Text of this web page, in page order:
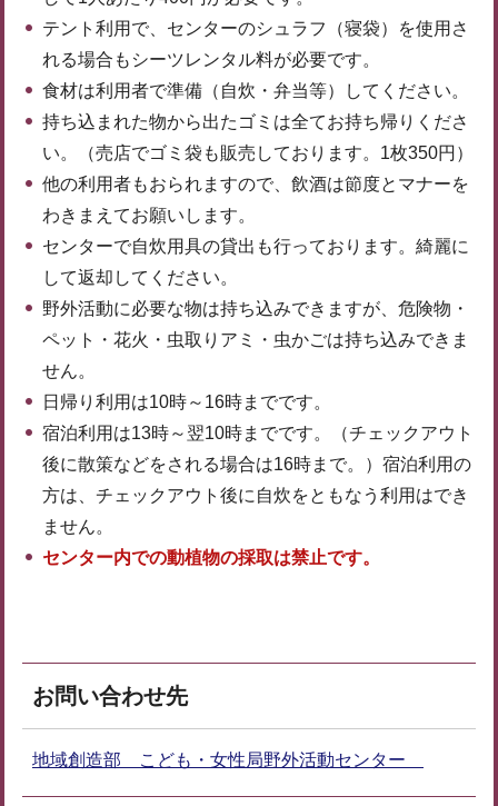
テント利用で、センターのシュラフ（寝袋）を使用さ
れる場合もシーツレンタル料が必要です。
食材は利用者で準備（自炊・弁当等）してください。
持ち込まれた物から出たゴミは全てお持ち帰りくださ
い。（売店でゴミ袋も販売しております。1枚350円）
他の利用者もおられますので、飲酒は節度とマナーを
わきまえてお願いします。
センターで自炊用具の貸出も行っております。綺麗に
して返却してください。
野外活動に必要な物は持ち込みできますが、危険物・
ペット・花火・虫取りアミ・虫かごは持ち込みできま
せん。
日帰り利用は10時～16時までです。
宿泊利用は13時～翌10時までです。（チェックアウト
後に散策などをされる場合は16時まで。）宿泊利用の
方は、チェックアウト後に自炊をともなう利用はでき
ません。
センター内での動植物の採取は禁止です。
お問い合わせ先
地域創造部 こども・女性局野外活動センター